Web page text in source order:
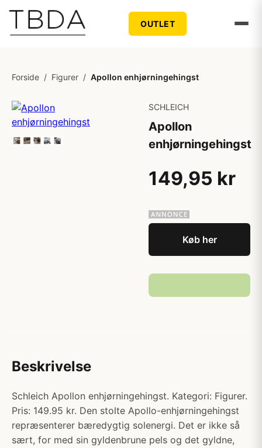
OUTLET
Forside / Figurer / Apollon enhjørningehingst
SCHLEICH
Apollon
enhjørningehingst
149,95 kr
Køb her
Beskrivelse
Schleich Apollon enhjørningehingst. Kategori: Figurer.
Pris: 149.95 kr. Den stolte Apollo-enhjørningehingst
repræsenterer bæredygtig solenergi. Det er ikke så
sært, for med sin gyldenbrune pels og det gyldne,